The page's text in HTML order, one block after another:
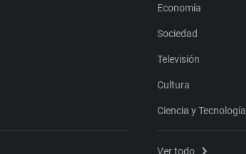
Economía
Sociedad
Televisión
Cultura
Ciencia y Tecnología
Ver todo